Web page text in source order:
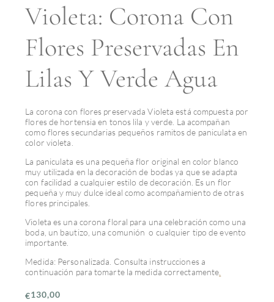
Violeta: Corona Con
Flores Preservadas En
Lilas Y Verde Agua
La corona con flores preservada Violeta está compuesta por
flores de hortensia en tonos lila y verde. La acompañan
como flores secundarias pequeños ramitos de paniculata en
color violeta.
La paniculata es una pequeña flor original en color blanco
muy utilizada en la decoración de bodas ya que se adapta
con facilidad a cualquier estilo de decoración. Es un flor
pequeña y muy dulce ideal como acompañamiento de otras
flores principales.
Violeta es una corona floral para una celebración como una
boda, un bautizo, una comunión o cualquier tipo de evento
importante.
Medida: Personalizada. Consulta instrucciones a
continuación para tomarte la medida correctamente
€130,00